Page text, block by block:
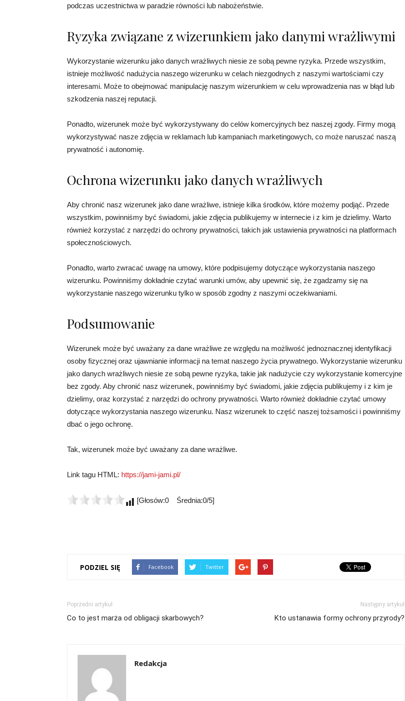
podczas uczestnictwa w paradzie równości lub nabożeństwie.
Ryzyka związane z wizerunkiem jako danymi wrażliwymi
Wykorzystanie wizerunku jako danych wrażliwych niesie ze sobą pewne ryzyka. Przede wszystkim,
istnieje możliwość nadużycia naszego wizerunku w celach niezgodnych z naszymi wartościami czy
interesami. Może to obejmować manipulację naszym wizerunkiem w celu wprowadzenia nas w błąd lub
szkodzenia naszej reputacji.
Ponadto, wizerunek może być wykorzystywany do celów komercyjnych bez naszej zgody. Firmy mogą
wykorzystywać nasze zdjęcia w reklamach lub kampaniach marketingowych, co może naruszać naszą
prywatność i autonomię.
Ochrona wizerunku jako danych wrażliwych
Aby chronić nasz wizerunek jako dane wrażliwe, istnieje kilka środków, które możemy podjąć. Przede
wszystkim, powinniśmy być świadomi, jakie zdjęcia publikujemy w internecie i z kim je dzielimy. Warto
również korzystać z narzędzi do ochrony prywatności, takich jak ustawienia prywatności na platformach
społecznościowych.
Ponadto, warto zwracać uwagę na umowy, które podpisujemy dotyczące wykorzystania naszego
wizerunku. Powinniśmy dokładnie czytać warunki umów, aby upewnić się, że zgadzamy się na
wykorzystanie naszego wizerunku tylko w sposób zgodny z naszymi oczekiwaniami.
Podsumowanie
Wizerunek może być uważany za dane wrażliwe ze względu na możliwość jednoznacznej identyfikacji
osoby fizycznej oraz ujawnianie informacji na temat naszego życia prywatnego. Wykorzystanie wizerunku
jako danych wrażliwych niesie ze sobą pewne ryzyka, takie jak nadużycie czy wykorzystanie komercyjne
bez zgody. Aby chronić nasz wizerunek, powinniśmy być świadomi, jakie zdjęcia publikujemy i z kim je
dzielimy, oraz korzystać z narzędzi do ochrony prywatności. Warto również dokładnie czytać umowy
dotyczące wykorzystania naszego wizerunku. Nasz wizerunek to część naszej tożsamości i powinniśmy
dbać o jego ochronę.
Tak, wizerunek może być uważany za dane wrażliwe.
Link tagu HTML: https://jami-jami.pl/
[Głosów:0 Średnia:0/5]
PODZIEL SIĘ Facebook Twitter
Poprzedni artykuł
Co to jest marża od obligacji skarbowych?
Następny artykuł
Kto ustanawia formy ochrony przyrody?
Redakcja